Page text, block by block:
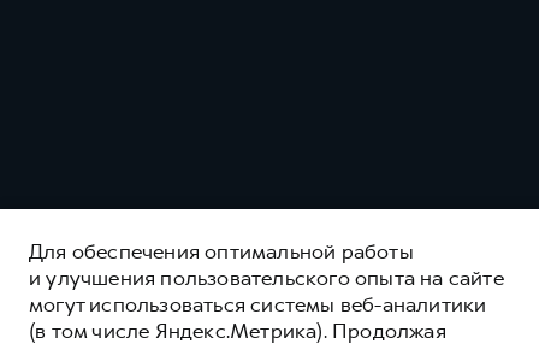
GWM POER
ЧУВСТВУЙ СИЛУ, ОЩУЩАЙ КОМФОРТ
Для обеспечения оптимальной работы
и улучшения пользовательского опыта на сайте
могут использоваться системы веб-аналитики
(в том числе Яндекс.Метрика). Продолжая